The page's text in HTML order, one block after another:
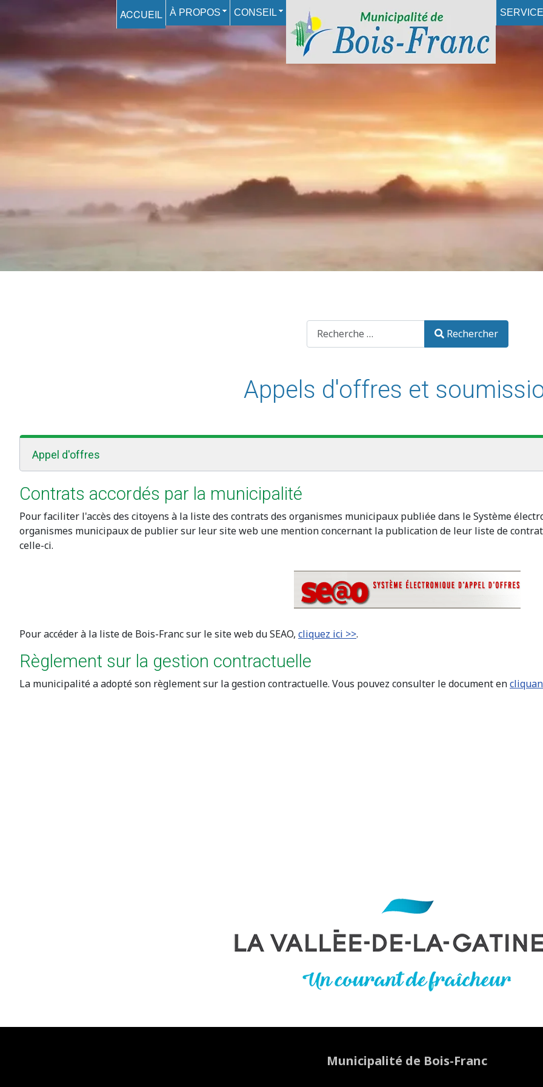
ACCUEIL À PROPOS CONSEIL
Recherche
Rechercher
Appels d'offres et
Appel d'offres
Contrats accordés par la municipalité
Pour faciliter l'accès des citoyens à la liste des contrats des organismes municipaux publiée dans le Système
organismes municipaux de publier sur leur site web une mention concernant la publication de leur liste de
celle-ci.
Pour accéder à la liste de Bois-Franc sur le site web du SEAO, cliquez ici >>.
Règlement sur la gestion contractuelle
La municipalité a adopté son règlement sur la gestion contractuelle. Vous pouvez consulter le document en
Municipalité de Bois-Franc